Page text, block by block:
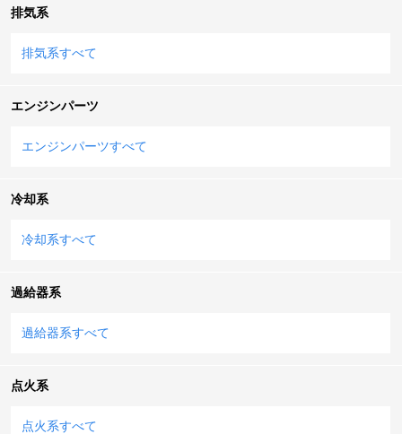
排気系
排気系すべて
エンジンパーツ
エンジンパーツすべて
冷却系
冷却系すべて
過給器系
過給器系すべて
点火系
点火系すべて